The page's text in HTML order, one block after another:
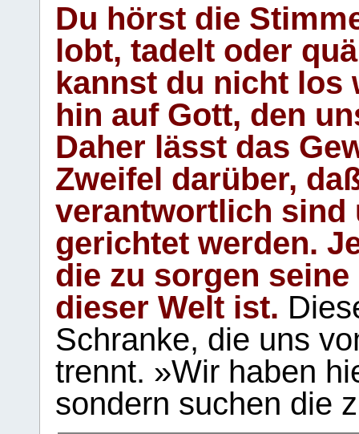
Du hörst die
lobt, tadelt oder
kannst du nicht los
hin auf Gott, den
Daher lässt das
Zweifel darüber,
verantwortlich sind
gerichtet werden.
die zu sorgen
dieser Welt ist.
Schranke, die uns
trennt. »Wir haben
sondern suchen die